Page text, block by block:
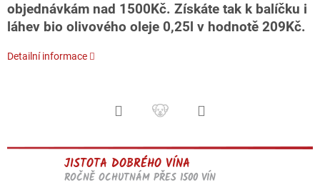
objednávkám nad 1500Kč. Získáte tak k balíčku i
láhev bio olivového oleje 0,25l v hodnotě 209Kč.
Detailní informace
JISTOTA DOBRÉHO VÍNA
ROČNĚ OCHUTNÁM PŘES 1500 VÍN